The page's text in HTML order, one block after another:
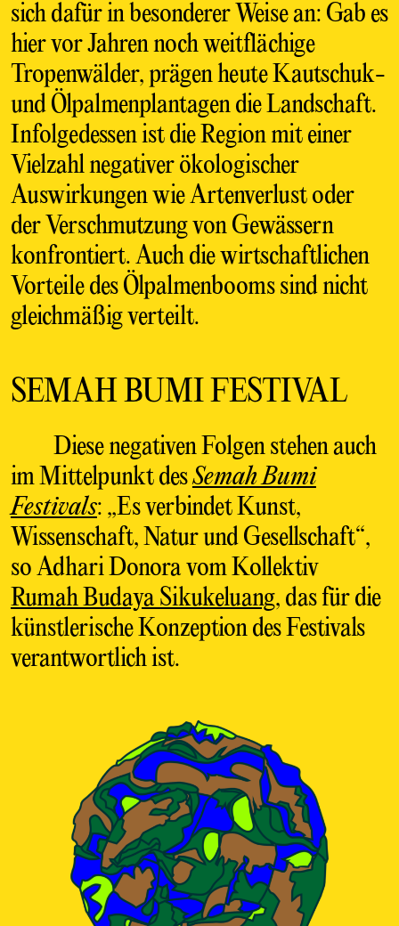
sich dafür in besonderer Weise an: Gab es
hier vor Jahren noch weitflächige
Tropenwälder, prägen heute Kautschuk-
und Ölpalmenplantagen die Landschaft.
Infolgedessen ist die Region mit einer
Vielzahl negativer ökologischer
Auswirkungen wie Artenverlust oder
der Verschmutzung von Gewässern
konfrontiert. Auch die wirtschaftlichen
Vorteile des Ölpalmenbooms sind nicht
gleichmäßig verteilt.
SEMAH BUMI FESTIVAL
Diese negativen Folgen stehen auch
im Mittelpunkt desSemah Bumi
Festivals: „Es verbindet Kunst,
Wissenschaft, Natur und Gesellschaft“,
so Adhari Donora vom Kollektiv
Rumah Budaya Sikukeluang, das für die
künstlerische Konzeption des Festivals
verantwortlich ist.